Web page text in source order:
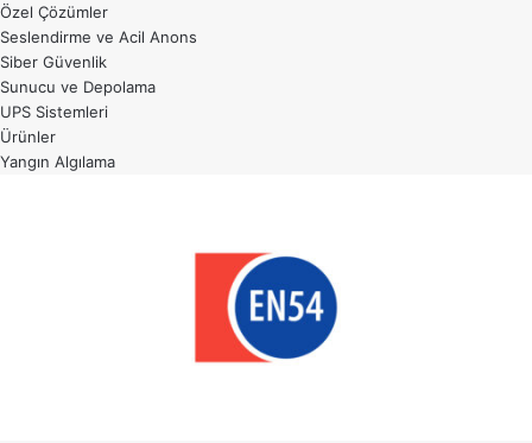
Özel Çözümler
Seslendirme ve Acil Anons
Siber Güvenlik
Sunucu ve Depolama
UPS Sistemleri
Ürünler
Yangın Algılama